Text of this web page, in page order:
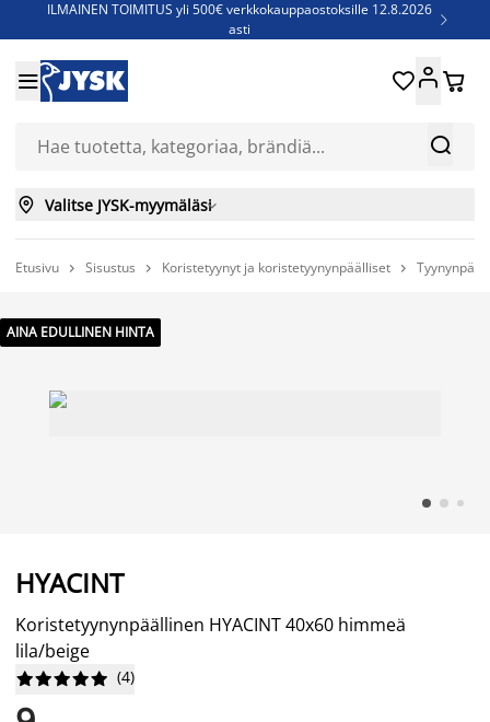
ILMAINEN TOIMITUS yli 500€ verkkokauppaostoksille 12.8.2026
asti

Jenkkisänkyjä - Säästä jopa 60%


 
 Valitse JYSK-myymäläsi
Etusivu  Sisustus  Koristetyynyt ja koristetyynynpäälliset 
AINA EDULLINEN HINTA
HYACINT
Koristetyynynpäällinen HYACINT 40x60 himmeä
lila/beige





 (4)